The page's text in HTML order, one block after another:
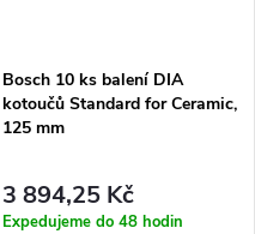
Bosch 10 ks balení DIA
kotoučů Standard for Ceramic,
125 mm
3 894,25 Kč
Expedujeme do 48 hodin